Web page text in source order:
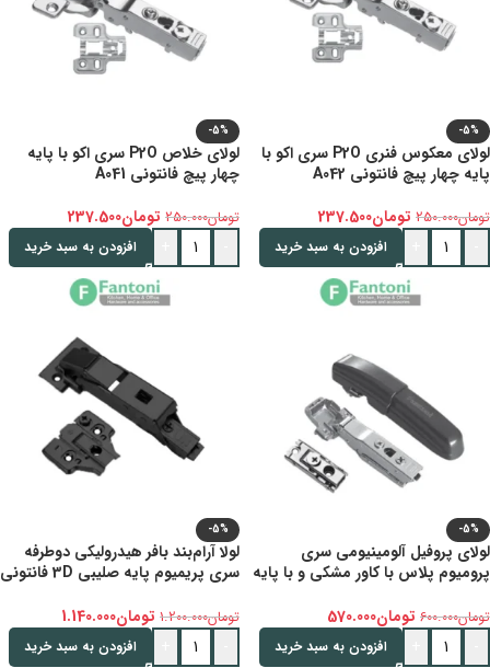
-5%
لولای معکوس فنری P2O سری اکو با
پایه چهار پیچ فانتونی A042
تومان250.000 تومان237.500
افزودن به سبد خرید
-5%
لولای خلاص P2O سری اکو با پایه
چهار پیچ فانتونی A041
تومان250.000 تومان237.500
افزودن به سبد خرید
-5%
لولای پروفیل آلومینیومی سری
پرومیوم پلاس با کاور مشکی و با پایه
تومان600.000 تومان570.000
افزودن به سبد خرید
-5%
لولا آرام‌بند بافر هیدرولیکی دوطرفه
سری پریمیوم پایه صلیبی 3D فانتونی
تومان1.200.000 تومان1.140.000
افزودن به سبد خرید